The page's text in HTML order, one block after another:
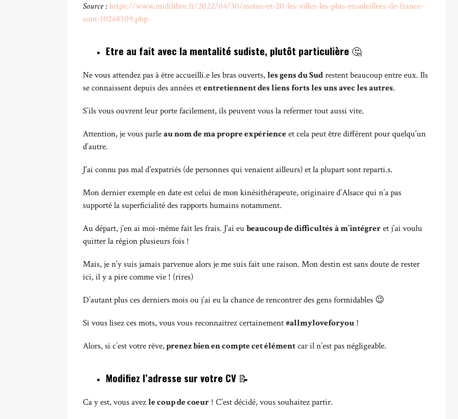
Source : https://www.midilibre.fr/2022/04/30/meteo-et-20-les-villes-les-plus-ensoleillees-de-france-
sont-10268309.php
Etre au fait avec la mentalité sudiste, plutôt particulière 🤔
Ne vous attendez pas à être accueilli.e les bras ouverts,les gens du Sudrestent beaucoup entre eux. Ils
se connaissent depuis des années etentretiennent des liens forts les uns avec les autres.
S’ils vous ouvrent leur porte facilement, ils peuvent vous la refermer tout aussi vite.
Attention, je vous parleau nom de ma propre expérienceet cela peut être différent pour quelqu’un
d’autre.
J’ai connu pas mal d’expatriés (de personnes qui venaient ailleurs) et la plupart sont reparti.s.
Mon dernier exemple en date est celui de mon kinésithérapeute, originaire d’Alsace qui n’a pas
supporté la superficialité des rapports humains notamment.
Au départ, j’en ai moi-même fait les frais. J’ai eubeaucoup de difficultés à m’intégreret j’ai voulu
quitter la région plusieurs fois !
Mais, je n’y suis jamais parvenue alors je me suis fait une raison. Mon destin est sans doute de rester
ici, il y a pire comme vie ! (rires)
D’autant plus ces derniers mois ou j’ai eu la chance de rencontrer des gens formidables 😉
Si vous lisez ces mots, vous vous reconnaitrez certainement#allmyloveforyou !
Alors, si c’est votre rêve,prenez bien en compte cet élémentcar il n’est pas négligeable.
Modifiez l’adresse sur votre CV 📝
Ca y est, vous avezle coup de coeur ! C’est décidé, vous souhaitez partir.